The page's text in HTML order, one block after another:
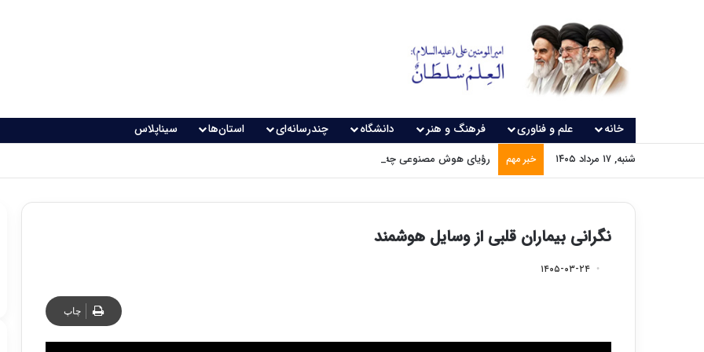
خانه علم و فناوری فرهنگ و هنر دانشگاه چندرسانه‌ای استان‌ها سیناپلاس
شنبه, ۱۷ مرداد ۱۴۰۵ خبر مهم رؤیای هوش مصنوعی چه زمانی واقعی می‌شود؟
نگرانی بیماران قلبی از وسایل هوشمند
۱۴۰۵-۰۳-۲۴
چاپ